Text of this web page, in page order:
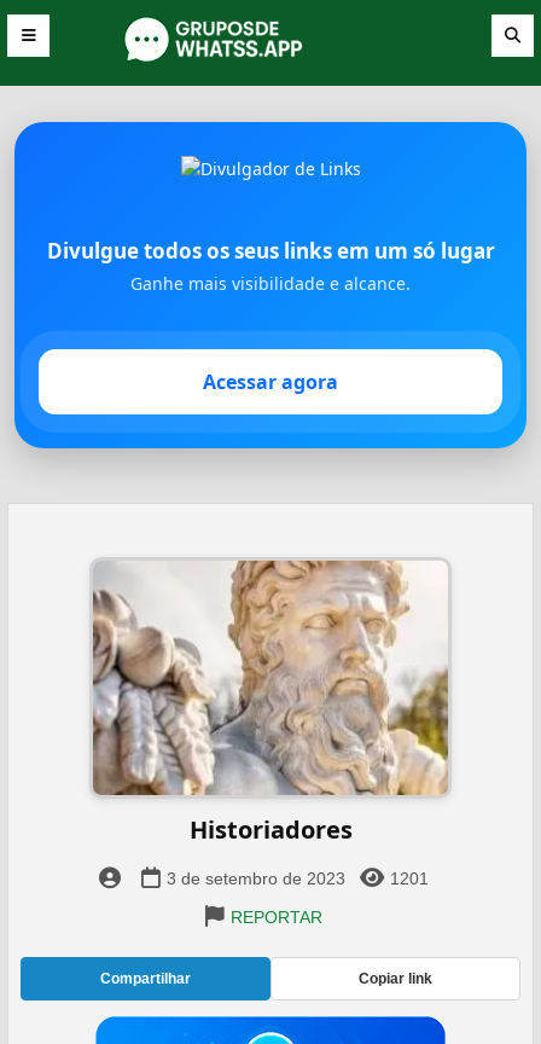
Divulgue todos os seus links em um só lugar
Ganhe mais visibilidade e alcance.
Acessar agora
Historiadores
3 de setembro de 2023
1201
REPORTAR
Compartilhar Copiar link